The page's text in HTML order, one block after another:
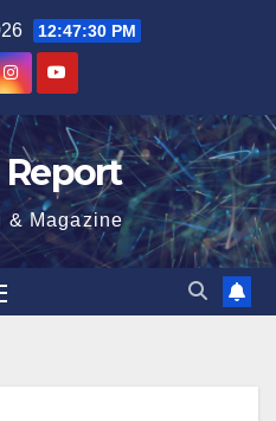
12:47:31 PM
& Magazine